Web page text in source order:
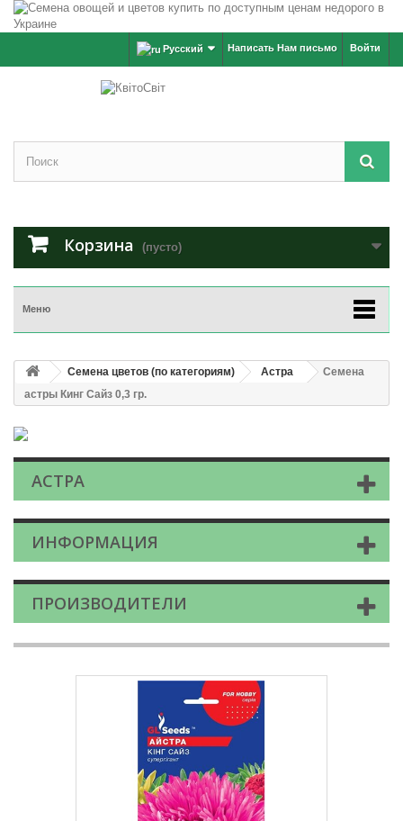
Войти
Написать Нам письмо
Русский
Корзина (пусто)
Меню
Семена цветов (по категориям) Астра
Семена
астры Кинг Сайз 0,3 гр.
АСТРА
ИНФОРМАЦИЯ
ПРОИЗВОДИТЕЛИ